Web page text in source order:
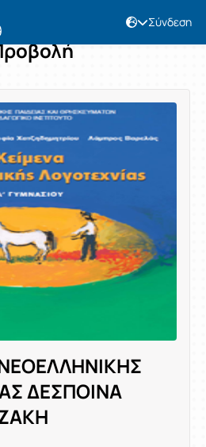
Σύνδεση
ΔΕΣΠΟΙΝΑ